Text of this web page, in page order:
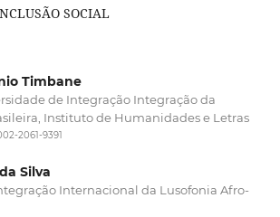
SOCIAL
Timbane
de Integração Integração da
Instituto de Humanidades e Letras
2061-9391
Silva
Internacional da Lusofonia Afro-